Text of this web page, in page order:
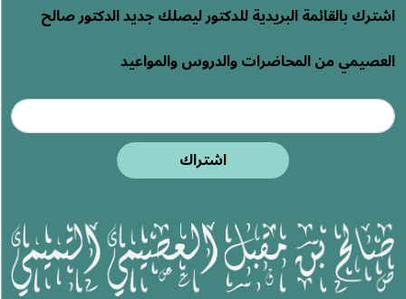
اشترك بالقائمة البريدية للدكتور ليصلك جديد الدكتور صالح
العصيمي من المحاضرات والدروس والمواعيد
اشتراك